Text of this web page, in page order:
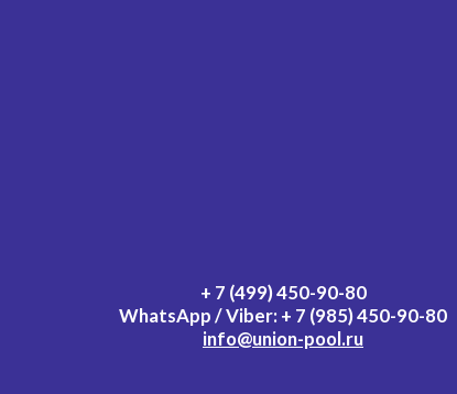
+ 7 (499) 450-90-80
WhatsApp / Viber: + 7 (985) 450-90-80
info@union-pool.ru